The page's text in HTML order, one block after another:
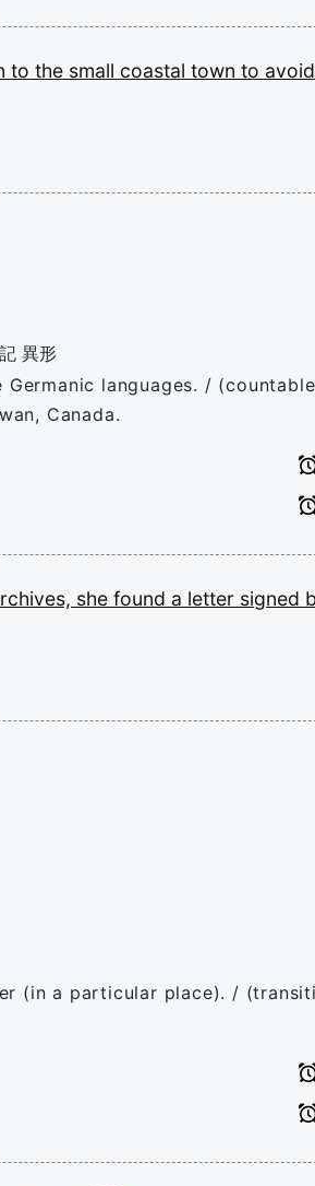
to the small coastal town to avoid
異形
languages. /
Canada.
she found a letter signed
(in a particular place). /